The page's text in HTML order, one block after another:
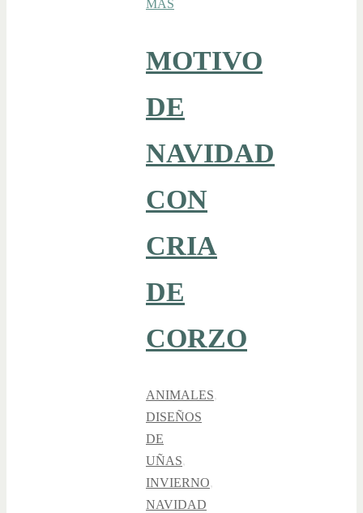
MAS
MOTIVO
DE
NAVIDAD
CON
CRIA
DE
CORZO
ANIMALES,
DISEÑOS
DE
UÑAS,
INVIERNO,
NAVIDAD